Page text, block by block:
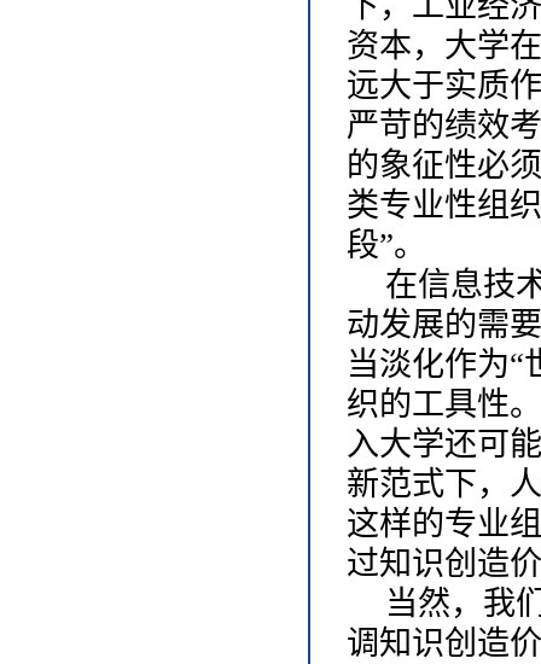
资本，大学
远大于实质
严苛的绩效
的象征性必
类专业性组
段”。
在信息技
动发展的需
当淡化作为“
织的工具性
入大学还可
新范式下，
这样的专业
过知识创造
当然，我
调知识创造